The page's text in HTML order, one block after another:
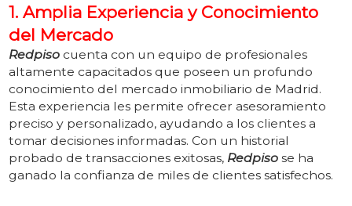
1. Amplia Experiencia y Conocimiento
del Mercado
Redpisocuenta con un equipo de profesionales
altamente capacitados que poseen un profundo
conocimiento del mercado inmobiliario de Madrid.
Esta experiencia les permite ofrecer asesoramiento
preciso y personalizado, ayudando a los clientes a
tomar decisiones informadas. Con un historial
probado de transacciones exitosas, Redpisose ha
ganado la confianza de miles de clientes satisfechos.